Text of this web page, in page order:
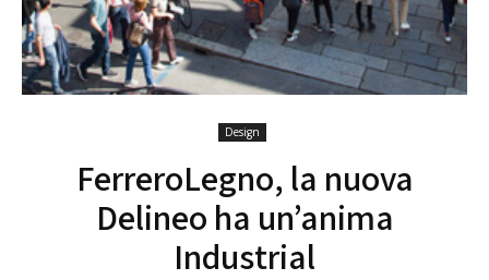
Design
FerreroLegno, la nuova
Delineo ha un’anima
Industrial